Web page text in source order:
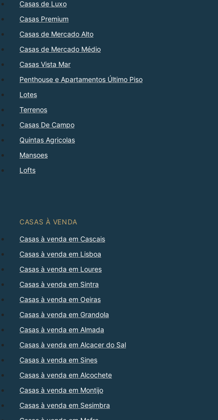
Casas de Luxo
Casas Premium
Casas de Mercado Alto
Casas de Mercado Médio
Casas Vista Mar
Penthouse e Apartamentos Último Piso
Lotes
Terrenos
Casas De Campo
Quintas Agricolas
Mansoes
Lofts
CASAS À VENDA
Casas à venda em Cascais
Casas à venda em Lisboa
Casas à venda em Loures
Casas à venda em Sintra
Casas à venda em Oeiras
Casas à venda em Grandola
Casas à venda em Almada
Casas à venda em Alcacer do Sal
Casas à venda em Sines
Casas à venda em Alcochete
Casas à venda em Montijo
Casas à venda em Sesimbra